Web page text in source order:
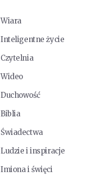
Wiara
Inteligentne życie
Czytelnia
Wideo
Duchowość
Biblia
Świadectwa
Ludzie i inspiracje
Imiona i święci